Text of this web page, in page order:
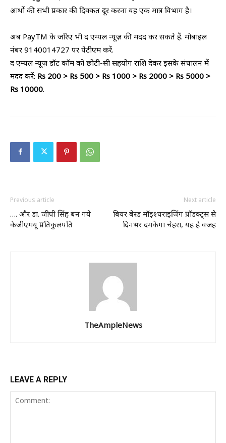
आर्थो की सभी प्रकार की दिक्कत दूर करना यह एक मात्र विभाग है।
अब PayTM के जरिए भी द एम्पल न्यूज़ की मदद कर सकते हैं. मोबाइल
नंबर 9140014727 पर पेटीएम करें.
द एम्पल न्यूज़ डॉट कॉम को छोटी-सी सहयोग राशि देकर इसके संचालन में
मदद करें: Rs 200 > Rs 500 > Rs 1000 > Rs 2000 > Rs 5000 >
Rs 10000.
Previous article
…. और डा. जीपी सिंह बन गये
केजीएमयू प्रतिकुलपति
Next article
बियर बेस्ड मॉइश्चराइजिंग प्रॉडक्ट्स से
दिनभर दमकेगा चेहरा, यह है वजह
TheAmpleNews
LEAVE A REPLY